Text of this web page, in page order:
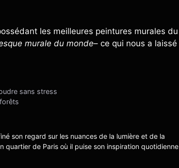
les meilleures peintures murales du
murale du monde– ce qui nous a laissé
sans stress
son regard sur les nuances de la lumière et de la
quartier de Paris où il puise son inspiration quotidienne